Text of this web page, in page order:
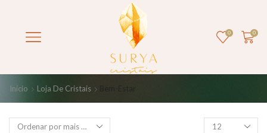
0 0
Início Loja De Cristais